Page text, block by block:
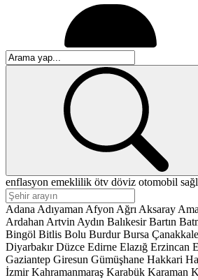
enflasyon emeklilik ötv döviz otomobil
Adana Adıyaman Afyon Ağrı Aksaray
Ardahan Artvin Aydın Balıkesir Bartın
Bingöl Bitlis Bolu Burdur Bursa Çanakkale
Diyarbakır Düzce Edirne Elazığ Erzincan
Gaziantep Giresun Gümüşhane Hakkari
İzmir Kahramanmaraş Karabük Karaman